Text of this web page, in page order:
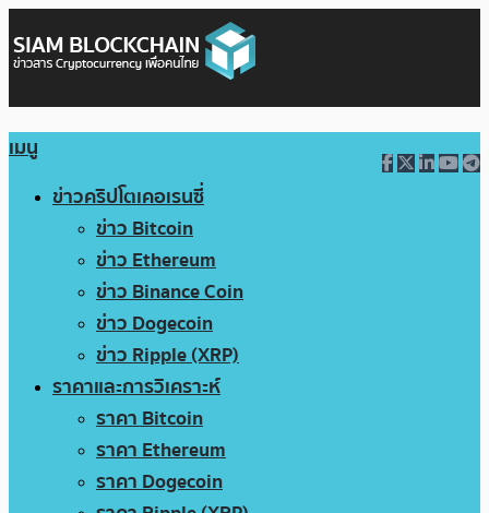
เมนู
ข่าวคริปโตเคอเรนซี่
ข่าว Bitcoin
ข่าว Ethereum
ข่าว Binance Coin
ข่าว Dogecoin
ข่าว Ripple (XRP)
ราคาและการวิเคราะห์
ราคา Bitcoin
ราคา Ethereum
ราคา Dogecoin